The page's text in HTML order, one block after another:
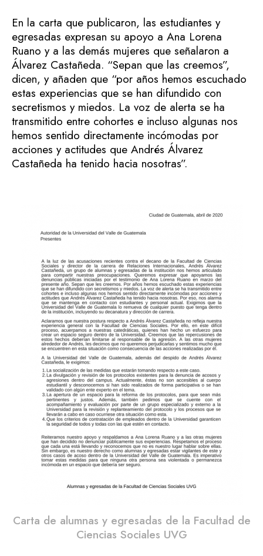
En la carta que publicaron, las estudiantes y
egresadas expresan su apoyo a Ana Lorena
Ruano y a las demás mujeres que señalaron a
Álvarez Castañeda. “Sepan que las creemos”,
dicen, y añaden que “por años hemos escuchado
estas experiencias que se han difundido con
secretismos y miedos. La voz de alerta se ha
transmitido entre cohortes e incluso algunas nos
hemos sentido directamente incómodas por
acciones y actitudes que Andrés Álvarez
Castañeda ha tenido hacia nosotras”.
Carta de alumnas y egresadas de la Facultad de
Ciencias Sociales UVG